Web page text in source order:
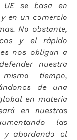
UE se basa en
en un comercio
No obstante,
y el rápido
nos obligan a
nuestra
tiempo,
de una
en materia
en nuestras
las
y abordando al